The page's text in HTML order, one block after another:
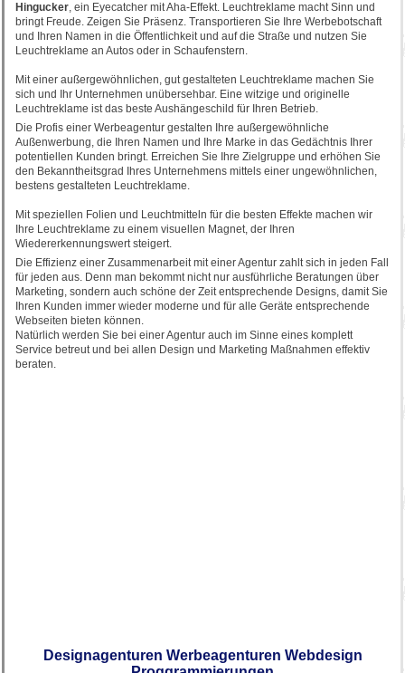
Hingucker, ein Eyecatcher mit Aha-Effekt. Leuchtreklame macht Sinn und
bringt Freude. Zeigen Sie Präsenz. Transportieren Sie Ihre Werbebotschaft
und Ihren Namen in die Öffentlichkeit und auf die Straße und nutzen Sie
Leuchtreklame an Autos oder in Schaufenstern.
Mit einer außergewöhnlichen, gut gestalteten Leuchtreklame machen Sie
sich und Ihr Unternehmen unübersehbar. Eine witzige und originelle
Leuchtreklame ist das beste Aushängeschild für Ihren Betrieb.
Die Profis einer Werbeagentur gestalten Ihre außergewöhnliche
Außenwerbung, die Ihren Namen und Ihre Marke in das Gedächtnis Ihrer
potentiellen Kunden bringt. Erreichen Sie Ihre Zielgruppe und erhöhen Sie
den Bekanntheitsgrad Ihres Unternehmens mittels einer ungewöhnlichen,
bestens gestalteten Leuchtreklame.
Mit speziellen Folien und Leuchtmitteln für die besten Effekte machen wir
Ihre Leuchtreklame zu einem visuellen Magnet, der Ihren
Wiedererkennungswert steigert.
Die Effizienz einer Zusammenarbeit mit einer Agentur zahlt sich in jeden Fall
für jeden aus. Denn man bekommt nicht nur ausführliche Beratungen über
Marketing, sondern auch schöne der Zeit entsprechende Designs, damit Sie
Ihren Kunden immer wieder moderne und für alle Geräte entsprechende
Webseiten bieten können.
Natürlich werden Sie bei einer Agentur auch im Sinne eines komplett
Service betreut und bei allen Design und Marketing Maßnahmen effektiv
beraten.
Designagenturen Werbeagenturen Webdesign